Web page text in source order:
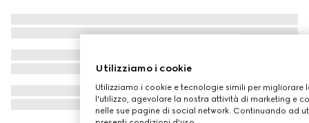
Utilizziamo i cookie
Utilizziamo i cookie e tecnologie simili per migliorare
l'utilizzo, agevolare la nostra attività di marketing e
nelle sue pagine di social network. Continuando ad